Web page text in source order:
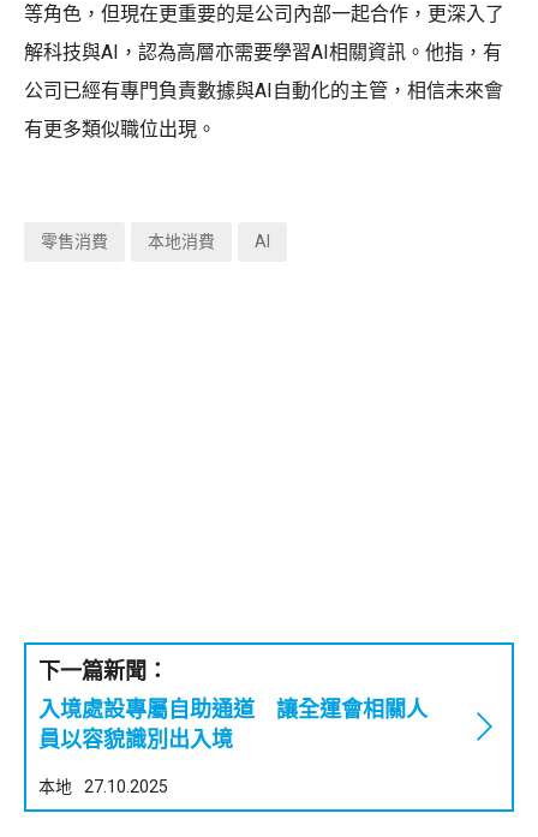
等角色，但現在更重要的是公司內部一起合作，更深入了
解科技與AI，認為高層亦需要學習AI相關資訊。他指，有
公司已經有專門負責數據與AI自動化的主管，相信未來會
有更多類似職位出現。
零售消費 本地消費 AI
下一篇新聞：
入境處設專屬自助通道 讓全運會相關人
員以容貌識別出入境
本地 27.10.2025